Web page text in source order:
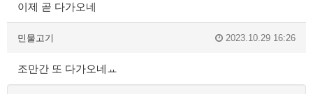
이제 곧 다가오네
민물고기 2023.10.29 16:26
조만간 또 다가오네ㅛ